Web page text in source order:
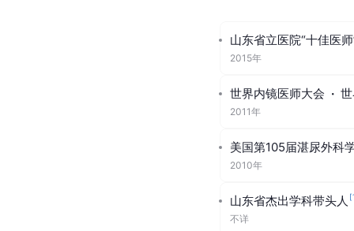
山东省立医院“十佳医师
2015年
世界内镜医师大会 ·
2011年
美国第105届湛尿外科
2010年
山东省杰出学科带头人 [
不详